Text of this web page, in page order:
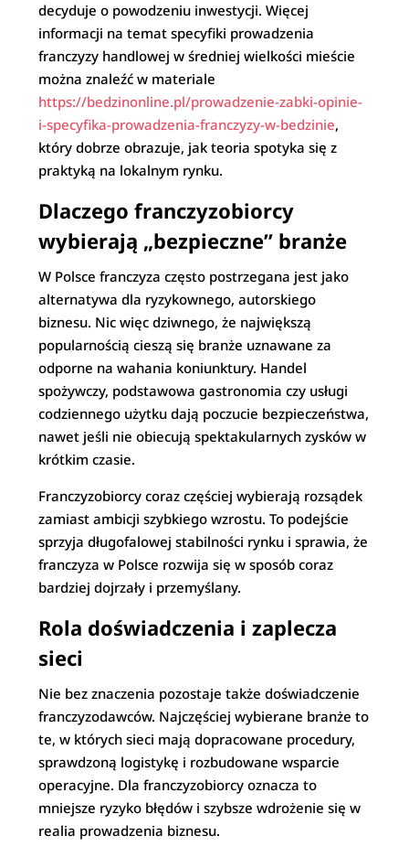
decyduje o powodzeniu inwestycji. Więcej
informacji na temat specyfiki prowadzenia
franczyzy handlowej w średniej wielkości mieście
można znaleźć w materiale
https://bedzinonline.pl/prowadzenie-zabki-opinie-
i-specyfika-prowadzenia-franczyzy-w-bedzinie,
który dobrze obrazuje, jak teoria spotyka się z
praktyką na lokalnym rynku.
Dlaczego franczyzobiorcy
wybierają „bezpieczne” branże
W Polsce franczyza często postrzegana jest jako
alternatywa dla ryzykownego, autorskiego
biznesu. Nic więc dziwnego, że największą
popularnością cieszą się branże uznawane za
odporne na wahania koniunktury. Handel
spożywczy, podstawowa gastronomia czy usługi
codziennego użytku dają poczucie bezpieczeństwa,
nawet jeśli nie obiecują spektakularnych zysków w
krótkim czasie.
Franczyzobiorcy coraz częściej wybierają rozsądek
zamiast ambicji szybkiego wzrostu. To podejście
sprzyja długofalowej stabilności rynku i sprawia, że
franczyza w Polsce rozwija się w sposób coraz
bardziej dojrzały i przemyślany.
Rola doświadczenia i zaplecza
sieci
Nie bez znaczenia pozostaje także doświadczenie
franczyzodawców. Najczęściej wybierane branże to
te, w których sieci mają dopracowane procedury,
sprawdzoną logistykę i rozbudowane wsparcie
operacyjne. Dla franczyzobiorcy oznacza to
mniejsze ryzyko błędów i szybsze wdrożenie się w
realia prowadzenia biznesu.